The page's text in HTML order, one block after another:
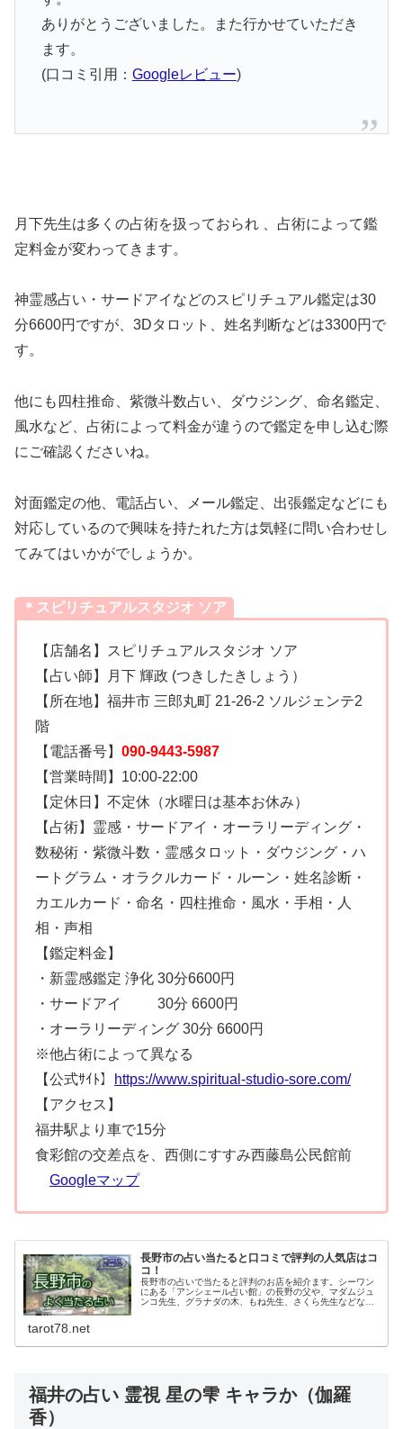
ありがとうございました。また行かせていただき
ます。
(口コミ引用： Googleレビュー)
月下先生は多くの占術を扱っておられ 、占術によって鑑
定料金が変わってきます。
神霊感占い・サードアイなどのスピリチュアル鑑定は30
分6600円ですが、3Dタロット、姓名判断などは3300円で
す。
他にも四柱推命、紫微斗数占い、ダウジング、命名鑑定、
風水など、占術によって料金が違うので鑑定を申し込む際
にご確認くださいね。
対面鑑定の他、電話占い、メール鑑定、出張鑑定などにも
対応しているので興味を持たれた方は気軽に問い合わせし
てみてはいかがでしょうか。
＊スピリチュアルスタジオ ソア
【店舗名】スピリチュアルスタジオ ソア
【占い師】月下 輝政 (つきしたきしょう）
【所在地】福井市 三郎丸町 21-26-2 ソルジェンテ2
階
【電話番号】 090-9443-5987
【営業時間】10:00-22:00
【定休日】不定休（水曜日は基本お休み）
【占術】霊感・サードアイ・オーラリーディング・
数秘術・紫微斗数・霊感タロット・ダウジング・ハ
ートグラム・オラクルカード・ルーン・姓名診断・
カエルカード・命名・四柱推命・風水・手相・人
相・声相
【鑑定料金】
・新霊感鑑定 浄化 30分6600円
・サードアイ 30分 6600円
・オーラリーディング 30分 6600円
※他占術によって異なる
【公式ｻｲﾄ】
https://www.spiritual-studio-sore.com/
【アクセス】
福井駅より車で15分
食彩館の交差点を、西側にすすみ西藤島公民館前
Googleマップ
長野市の占い当たると口コミで評判の人気店はコ
コ！
長野市の占いで当たると評判のお店を紹介ます。シーワン
にある「アンシェール占い館」の長野の父や、マダムジュ
ンコ先生、グラナダの木、もね先生、さくら先生などなど
tarot78.net
福井の占い 霊視 星の雫 キャラか（伽羅
香）